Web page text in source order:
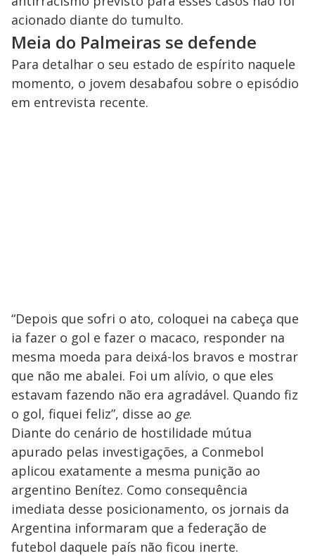
acionado diante do tumulto.
Meia do Palmeiras se defende
Para detalhar o seu estado de espírito naquele
momento, o jovem desabafou sobre o episódio
em entrevista recente.
“Depois que sofri o ato, coloquei na cabeça que
ia fazer o gol e fazer o macaco, responder na
mesma moeda para deixá-los bravos e mostrar
que não me abalei. Foi um alívio, o que eles
estavam fazendo não era agradável. Quando fiz
o gol, fiquei feliz”, disse ao ge.
Diante do cenário de hostilidade mútua
apurado pelas investigações, a Conmebol
aplicou exatamente a mesma punição ao
argentino Benítez. Como consequência
imediata desse posicionamento, os jornais da
Argentina informaram que a federação de
futebol daquele país não ficou inerte.